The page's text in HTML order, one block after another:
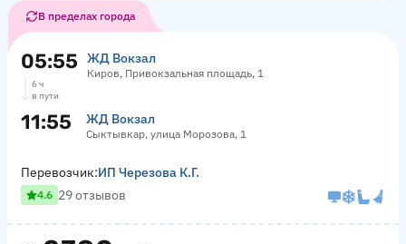
В пределах города
05:55 ЖД Вокзал
Киров, Привокзальная площадь, 1
6 ч
в пути
11:55 ЖД Вокзал
Сыктывкар, улица Морозова, 1
Перевозчик:ИП Черезова К.Г.
4.6 29 отзывов